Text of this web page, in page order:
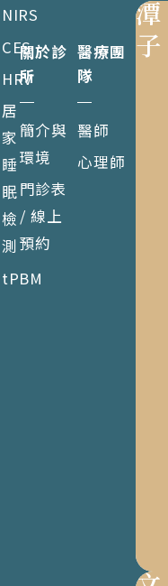
NIRS
CES
HRV
居
家
睡
眠
檢
測
tPBM
關於診
所
簡介與
環境
門診表
/ 線上
預約
醫療團
隊
醫師
心理師
潭子